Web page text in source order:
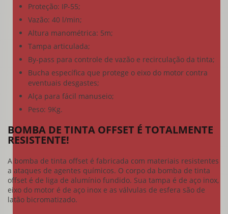
Proteção: IP-55;
Vazão: 40 l/min;
Altura manométrica: 5m;
Tampa articulada;
By-pass para controle de vazão e recirculação da tinta;
Bucha específica que protege o eixo do motor contra
eventuais desgastes;
Alça para fácil manuseio;
Peso: 9Kg.
BOMBA DE TINTA OFFSET É TOTALMENTE
RESISTENTE!
A bomba de tinta offset é fabricada com materiais resistentes
a ataques de agentes químicos. O corpo da bomba de tinta
offset é de liga de alumínio fundido. Sua tampa é de aço inox,
eixo do motor é de aço inox e as válvulas de esfera são de
latão bicromatizado.